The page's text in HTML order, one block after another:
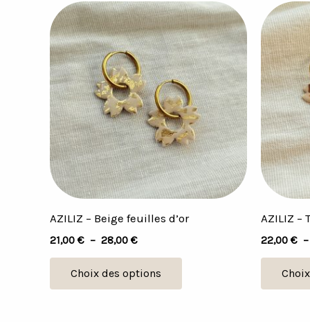
AZILIZ – Beige feuilles d’or
21,00 € – 28,00 €
Plage
de
prix :
21,00 €
à
28,00 €
Choix des options
Ce
produit
a
plusieurs
variations.
Les
options
peuvent
être
choisies
la
du
AZILIZ –
22,00 € –